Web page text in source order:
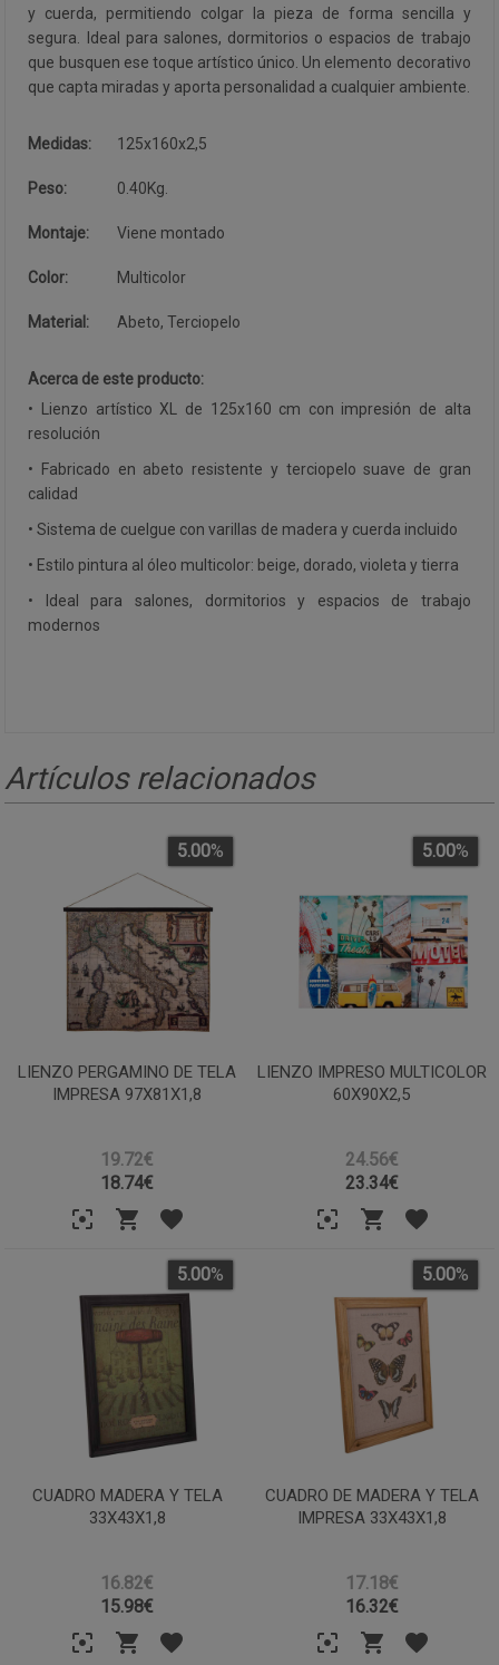
y cuerda, permitiendo colgar la pieza de forma sencilla y
segura. Ideal para salones, dormitorios o espacios de trabajo
que busquen ese toque artístico único. Un elemento decorativo
que capta miradas y aporta personalidad a cualquier ambiente.
Medidas: 125x160x2,5
Peso: 0.40Kg.
Montaje: Viene montado
Color: Multicolor
Material: Abeto, Terciopelo
Acerca de este producto:
• Lienzo artístico XL de 125x160 cm con impresión de alta
resolución
• Fabricado en abeto resistente y terciopelo suave de gran
calidad
• Sistema de cuelgue con varillas de madera y cuerda incluido
• Estilo pintura al óleo multicolor: beige, dorado, violeta y tierra
• Ideal para salones, dormitorios y espacios de trabajo
modernos
Artículos relacionados
LIENZO PERGAMINO DE TELA
IMPRESA 97X81X1,8
19.72€
5.00%
18.74€
LIENZO IMPRESO MULTICOLOR
60X90X2,5
24.56€
5.00%
23.34€
CUADRO MADERA Y TELA
33X43X1,8
16.82€
5.00%
15.98€
CUADRO DE MADERA Y TELA
IMPRESA 33X43X1,8
17.18€
5.00%
16.32€